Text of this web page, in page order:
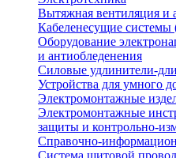
Вытяжная вентиляция и
Кабеленесущие
Оборудование
и антиобледенения
Силовые удлинители-
Устройства для умного
Электромонтажные
Электромонтажные
защиты и контрольно-
Справочно-
Система щитовой